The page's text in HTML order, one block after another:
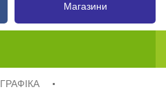
Магазини
ГРАФІКА